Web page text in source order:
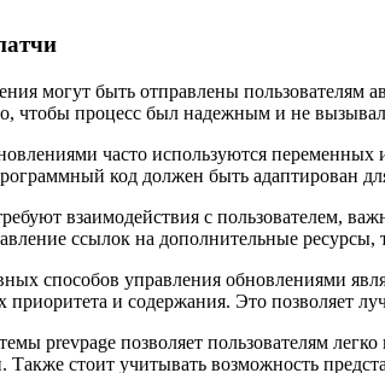
могут быть отправлены пользователям
чтобы процесс был надежным и не
часто используются
код должен быть адаптирован
взаимодействия с пользователем,
ссылок на дополнительные
способов управления обновлениями
приоритета и содержания. Это позволяет
prevpage позволяет пользователям
Также стоит учитывать возможность